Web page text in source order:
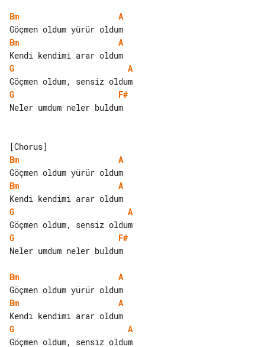
Bm
A
Bm
A
G
A
G
F#
Neler umdum neler buldum
Bm
A
Bm
A
G
A
G
F#
Neler umdum neler buldum
Bm
A
Bm
A
G
A